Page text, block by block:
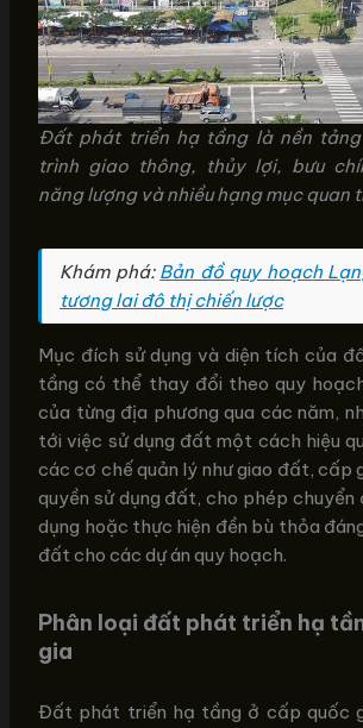
Đất phát triển hạ tầng là nền
trình giao thông, thủy lợi, bưu
năng lượng và nhiều hạng mục quan
Khám phá: Bản đồ quy hoạch
tương lai đô thị chiến lược
Mục đích sử dụng và diện tích của
tầng có thể thay đổi theo quy
của từng địa phương qua các năm,
tới việc sử dụng đất một cách hiệu
các cơ chế quản lý như giao đất, cấp
quyền sử dụng đất, cho phép chuyển
dụng hoặc thực hiện đền bù thỏa
đất cho các dự án quy hoạch.
Phân loại đất phát triển hạ
gia
Đất phát triển hạ tầng ở cấp quốc